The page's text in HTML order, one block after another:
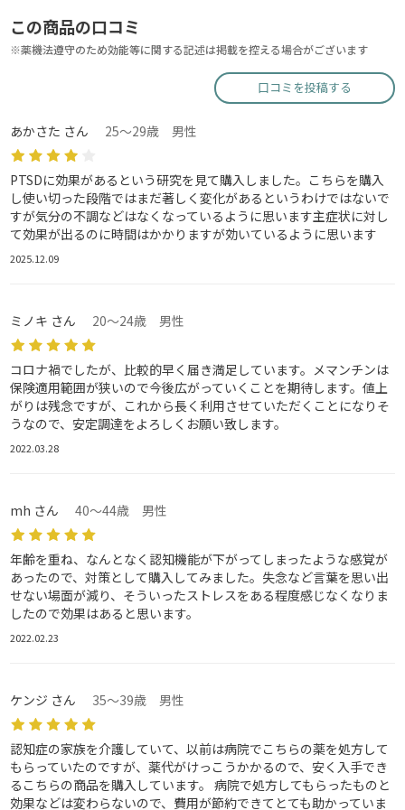
この商品の口コミ
※薬機法遵守のため効能等に関する記述は掲載を控える場合がございます
口コミを投稿する
あかさた さん 25～29歳 男性
PTSDに効果があるという研究を見て購入しました。こちらを購入
し使い切った段階ではまだ著しく変化があるというわけではないで
すが気分の不調などはなくなっているように思います主症状に対し
て効果が出るのに時間はかかりますが効いているように思います
2025.12.09
ミノキ さん 20～24歳 男性
コロナ禍でしたが、比較的早く届き満足しています。メマンチンは
保険適用範囲が狭いので今後広がっていくことを期待します。値上
がりは残念ですが、これから長く利用させていただくことになりそ
うなので、安定調達をよろしくお願い致します。
2022.03.28
mh さん 40～44歳 男性
年齢を重ね、なんとなく認知機能が下がってしまったような感覚が
あったので、対策として購入してみました。失念など言葉を思い出
せない場面が減り、そういったストレスをある程度感じなくなりま
したので効果はあると思います。
2022.02.23
ケンジ さん 35～39歳 男性
認知症の家族を介護していて、以前は病院でこちらの薬を処方して
もらっていたのですが、薬代がけっこうかかるので、安く入手でき
るこちらの商品を購入しています。 病院で処方してもらったものと
効果などは変わらないので、費用が節約できてとても助かっていま